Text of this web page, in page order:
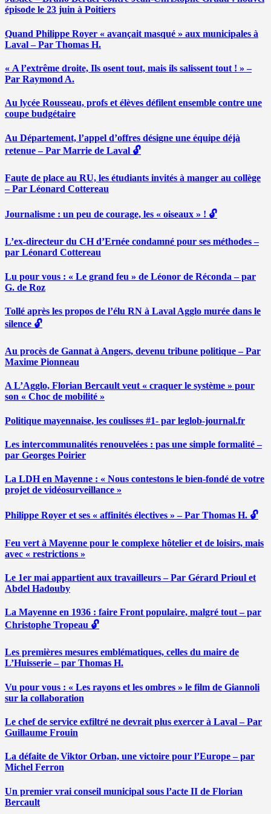
épisode le 23 juin à Poitiers
Quand Philippe Royer « avançait masqué » aux municipales à
Laval – Par Thomas H.
« A l’extrême droite, Ils osent tout, mais ils salissent tout ! » –
Par Raymond A.
Au lycée Rousseau, profs et élèves défilent ensemble contre une
coupe budgétaire
Au Département, l’appel d’offres désigne une équipe déjà
retenue – Par Marrie de Laval 🔓
Faute de place au RU, les étudiants invités à manger au collège
– Par Léonard Cottereau
Journalisme : un peu de courage, les « oiseaux » ! 🔓
L’ex-directeur du CH d’Ernée condamné pour ses méthodes –
par Léonard Cottereau
Lu pour vous : « Le grand feu » de Léonor de Réconda – par
G. de Roz
Tollé après les propos de l’élu RN à Laval Agglo murée dans le
silence 🔓
Au procès de Gannat à Angers, devenu tribune politique – Par
Maxime Pionneau
A L’Agglo, Florian Bercault veut « craquer le système » pour
son « Choc de mobilité »
Politique mayennaise, les coulisses #1- par leglob-journal.fr
Les intercommunalités renouvelées : pas une simple formalité –
par Georges Poirier
La LDH en Mayenne : « Nous contestons le bien-fondé de votre
projet de vidéosurveillance »
Philippe Royer et ses « affinités électives » – Par Thomas H. 🔓
Feu vert à Mayenne pour le complexe hôtelier et de loisirs, mais
avec « restrictions »
Le 1er mai appartient aux travailleurs – Par Gérard Prioul et
Abdel Hadouby
La Mayenne en 1936 : faire Front populaire, malgré tout – par
Christophe Tropeau 🔓
Les premières mesures emblématiques, celles du maire de
L’Huisserie – par Thomas H.
Vu pour vous : « Les rayons et les ombres » le film de Giannoli
sur la collaboration
Le chef de service exfiltré ne devrait plus exercer à Laval – Par
Guillaume Frouin
La défaite de Viktor Orban, une victoire pour l’Europe – par
Michel Ferron
Un premier vrai conseil municipal sous l’acte II de Florian
Bercault